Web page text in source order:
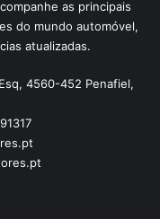
as principais
do mundo automóvel,
atualizadas.
4560-452 Penafiel,